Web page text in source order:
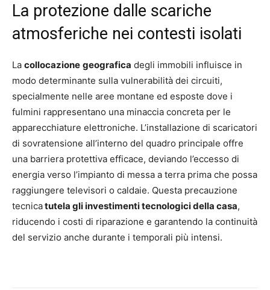
La protezione dalle scariche
atmosferiche nei contesti isolati
La collocazione geografica degli immobili influisce in
modo determinante sulla vulnerabilità dei circuiti,
specialmente nelle aree montane ed esposte dove i
fulmini rappresentano una minaccia concreta per le
apparecchiature elettroniche. L’installazione di scaricatori
di sovratensione all’interno del quadro principale offre
una barriera protettiva efficace, deviando l’eccesso di
energia verso l’impianto di messa a terra prima che possa
raggiungere televisori o caldaie. Questa precauzione
tecnicatutela gli investimenti tecnologici della casa,
riducendo i costi di riparazione e garantendo la continuità
del servizio anche durante i temporali più intensi.